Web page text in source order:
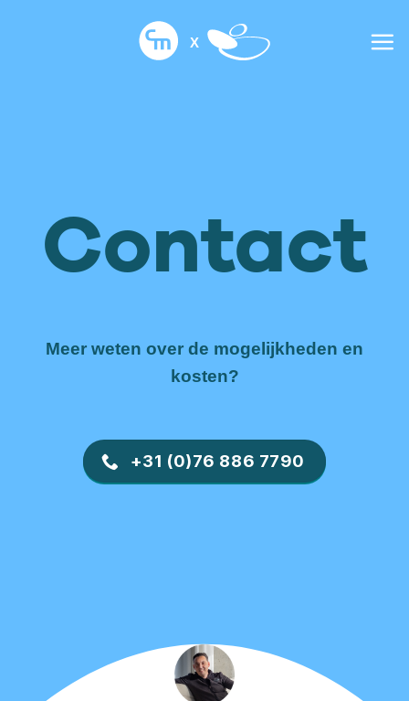
Contact
Meer weten over de mogelijkheden en
kosten?
+31 (0)76 886 7790